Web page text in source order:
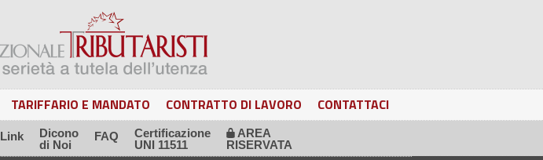
TARIFFARIO E MANDATO CONTRATTO DI LAVORO CONTATTACI
Link
Dicono
di Noi
FAQ
Certificazione
UNI 11511
🔒 AREA
RISERVATA